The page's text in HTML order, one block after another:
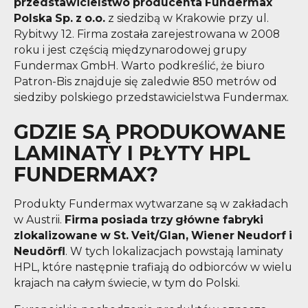
Polska Sp. z o.o.z siedzibą w Krakowie przy ul.
Rybitwy 12. Firma została zarejestrowana w 2008
roku i jest częścią międzynarodowej grupy
Fundermax GmbH. Warto podkreślić, że biuro
Patron-Bis znajduje się zaledwie 850 metrów od
siedziby polskiego przedstawicielstwa Fundermax.
GDZIE SĄ PRODUKOWANE
LAMINATY I PŁYTY HPL
FUNDERMAX?
Produkty Fundermax wytwarzane są w zakładach
w Austrii. Firma posiada trzy główne fabryki
zlokalizowane w St. Veit/Glan, Wiener Neudorf i
Neudörfl. W tych lokalizacjach powstają laminaty
HPL, które następnie trafiają do odbiorców w wielu
krajach na całym świecie, w tym do Polski.